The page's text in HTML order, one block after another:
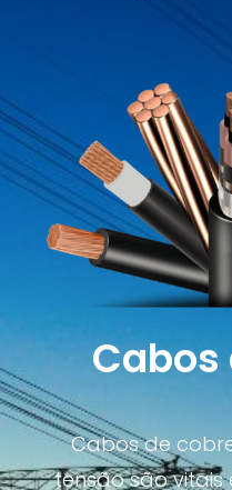
Cabos
Cabos de
tensão são vitais